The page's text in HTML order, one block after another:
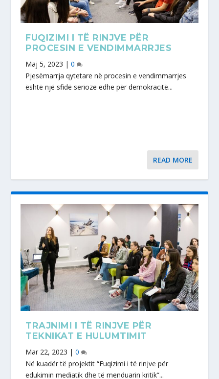
FUQIZIMI I TË RINJVE PËR
PROCESIN E VENDIMMARRJES
Maj 5, 2023 |0
Pjesëmarrja qytetare në procesin e vendimmarrjes
është një sfidë serioze edhe për demokracitë...
READ MORE
TRAJNIMI I TË RINJVE PËR
TEKNIKAT E HULUMTIMIT
Mar 22, 2023 |0
Në kuadër të projektit “Fuqizimi i të rinjve për
edukimin mediatik dhe të menduarin kritik”...